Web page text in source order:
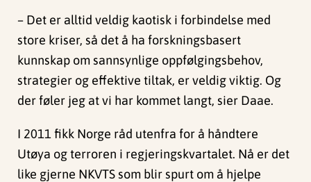
– Det er alltid veldig kaotisk i forbindelse med
store kriser, så det å ha forskningsbasert
kunnskap om sannsynlige oppfølgingsbehov,
strategier og effektive tiltak, er veldig viktig. Og
der føler jeg at vi har kommet langt, sier Daae.
I 2011 fikk Norge råd utenfra for å håndtere
Utøya og terroren i regjeringskvartalet. Nå er det
like gjerne NKVTS som blir spurt om å hjelpe